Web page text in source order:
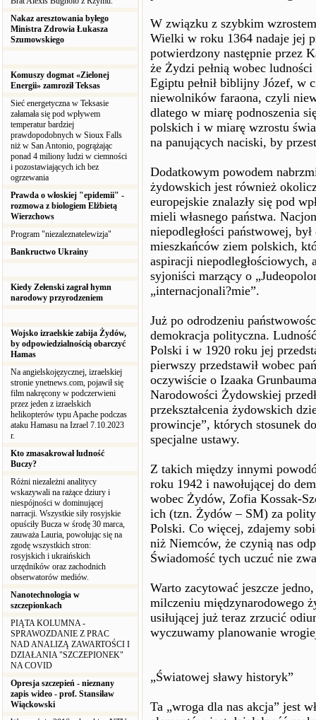
Nakaz aresztowania byłego
Ministra Zdrowia Łukasza
Szumowskiego
Komuszy dogmat «Zielonej
Energii» zamroził Teksas
Sieć energetyczna w Teksasie
załamała się pod wpływem
temperatur bardziej
prawdopodobnych w Sioux Falls
niż w San Antonio, pogrążając
ponad 4 miliony ludzi w ciemności
i pozostawiających ich bez
ogrzewania
Prawda o włoskiej "epidemii" -
rozmowa z biologiem Elżbietą
Wierzchows
Program "niezaleznatelewizja"
Bankructwo Ukrainy
Kiedy Zełenski zagrał hymn
narodowy przyrodzeniem
Wojsko izraelskie zabija Żydów,
by odpowiedzialnością obarczyć
Hamas
Na angielskojęzycznej, izraelskiej
stronie ynetnews.com, pojawił się
film nakręcony w podczerwieni
przez jeden z izraelskich
helikopterów typu Apache podczas
ataku Hamasu na Izrael 7.10.2023
r.
Kto zmasakrował ludność
Buczy?
Różni niezależni analitycy
wskazywali na rażące dziury i
niespójności w dominującej
narracji. Wszystkie siły rosyjskie
opuściły Bucza w środę 30 marca,
zauważa Lauria, powołując się na
zgodę wszystkich stron:
rosyjskich i ukraińskich
urzędników oraz zachodnich
obserwatorów mediów.
Nanotechnologia w
szczepionkach
PIĄTA KOLUMNA -
SPRAWOZDANIE Z PRAC
NAD ANALIZĄ ZAWARTOŚCI I
DZIAŁANIA "SZCZEPIONEK"
NA COVID
Opresja szczepień - nieznany
zapis wideo - prof. Stansiław
Wiąckowski
W związku z szybkim
Wielki w roku 1364 nadaje jej
potwierdzony następnie przez
że Żydzi pełnią wobec
Egiptu pełnił biblijny Józef, w
niewolników faraona, czyli
dlatego w miarę podnoszenia
polskich i w miarę wzrostu
na panujących naciski, by
Dodatkowym powodem
żydowskich jest również
europejskie znalazły się pod
mieli własnego państwa.
niepodległości państwowej,
mieszkańców ziem polskich,
aspiracji
syjoniści marzący o
„internacjonali?mie”.
Już po odrodzeniu
demokracja polityczna.
Polski i w 1920 roku jej
pierwszy przedstawił wobec
oczywiście o Izaaka
Narodowości Żydowskiej
przekształcenia żydowskich
prowincje”, których stosunek
specjalne ustawy.
Z takich między innymi
roku 1942 i nawołującej do
wobec Żydów, Zofia Kossak-
ich (tzn. Żydów – SM) za
Polski. Co więcej, zdajemy
niż Niemców, że czynią nas
Świadomość tych uczuć nie
Warto zacytować jeszcze
milczeniu międzynarodowego
usiłującej już teraz zrzucić
wyczuwamy planowanie
„Światowej sławy historyk”
Ta „wroga dla nas akcja” jest